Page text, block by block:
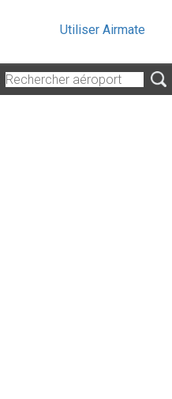
Utiliser Airmate